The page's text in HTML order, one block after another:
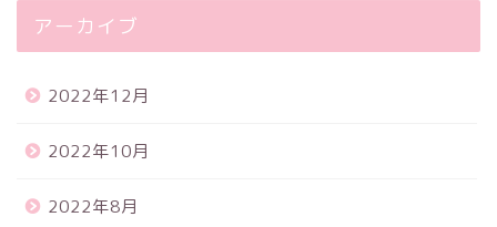
アーカイブ
2022年12月
2022年10月
2022年8月